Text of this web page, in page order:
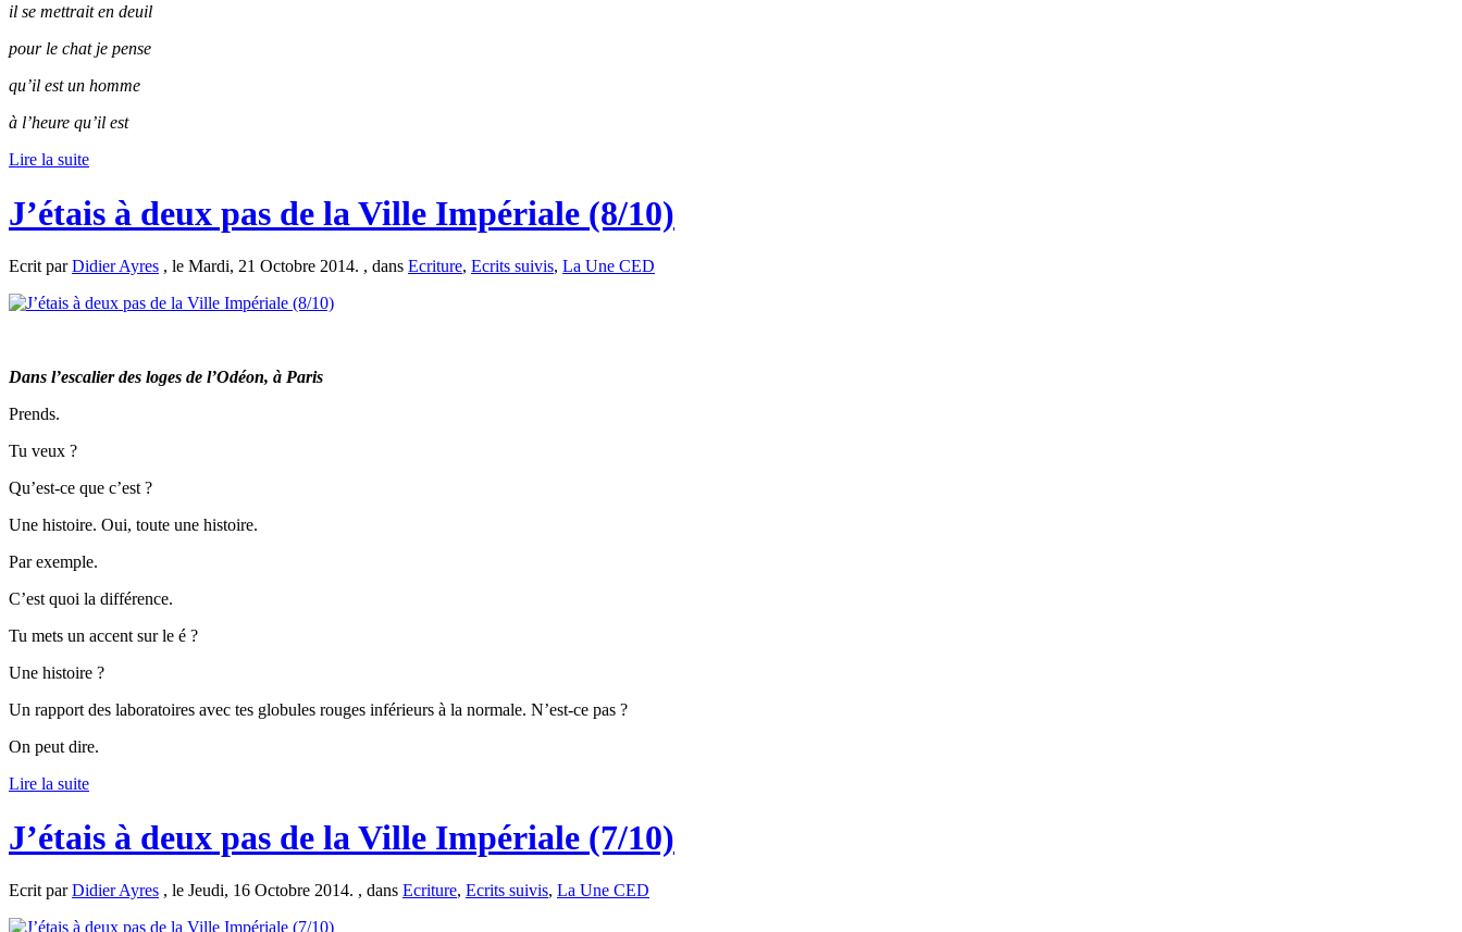
il se mettrait en deuil
pour le chat je pense
qu’il est un homme
à l’heure qu’il est
Lire la suite
J’étais à deux pas de la Ville Impériale (8/10)
Ecrit parDidier Ayres , le Mardi, 21 Octobre 2014. , dans Ecriture, Ecrits suivis, La Une CED
Dans l’escalier des loges de l’Odéon, à Paris
Prends.
Tu veux ?
Qu’est-ce que c’est ?
Une histoire. Oui, toute une histoire.
Par exemple.
C’est quoi la différence.
Tu mets un accent sur le é ?
Une histoire ?
Un rapport des laboratoires avec tes globules rouges inférieurs à la normale. N’est-ce pas ?
On peut dire.
Lire la suite
J’étais à deux pas de la Ville Impériale (7/10)
Ecrit parDidier Ayres , le Jeudi, 16 Octobre 2014. , dans Ecriture, Ecrits suivis, La Une CED